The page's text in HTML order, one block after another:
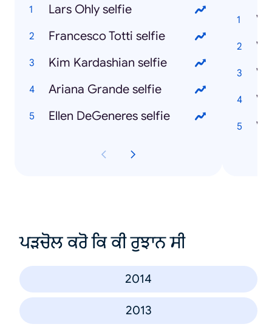
Lars Ohly selfie
Francesco Totti selfie
Kim Kardashian selfie
Ariana Grande selfie
Ellen DeGeneres selfie
ਪੜਚੋਲ ਕਰੋ ਕਿ ਕੀ ਰੁਝਾਨ ਸੀ
2014
2013